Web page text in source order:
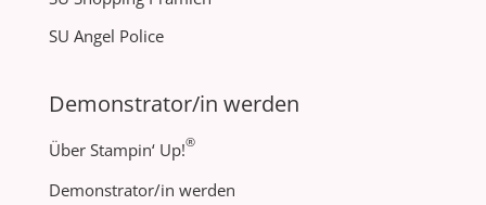
SU Angel Police
Demonstrator/in werden
Über Stampin‘ Up!®
Demonstrator/in werden